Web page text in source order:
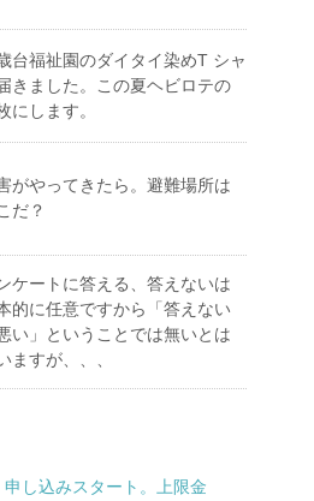
台福祉園のダイタイ染めT シャ
きました。この夏ヘビロテの
にします。
がやってきたら。避難場所は
だ？
ケートに答える、答えないは
的に任意ですから「答えない
い」ということでは無いとは
ますが、、、
し込みスタート。上限金